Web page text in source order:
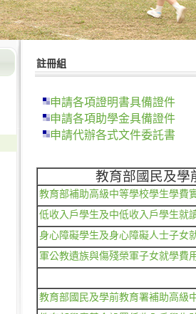
註冊組
申請各項證明書具備證件
申請各項助學金具備證件
申請代辦各式文件委託書
教育部國民及學
教育部補助高級中等學校學生學費
低收入戶學生及中低收入戶學生就
身心障礙學生及身心障礙人士子女
軍公教遺族與傷殘榮軍子女就學費
教育部國民及學前教育署補助高級